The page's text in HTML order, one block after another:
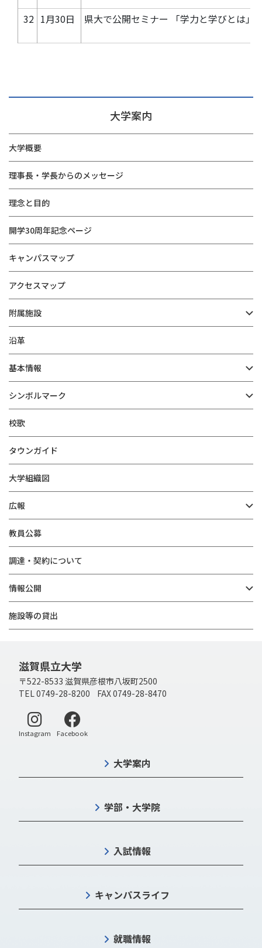
大学案内
大学概要
理事長・学長からのメッセージ
理念と目的
開学30周年記念ページ
キャンパスマップ
アクセスマップ
附属施設
沿革
基本情報
シンボルマーク
校歌
タウンガイド
大学組織図
広報
教員公募
調達・契約について
情報公開
施設等の貸出
32 1月30日 県大で公開セミナー 「学力と学びとは」
滋賀県立大学
〒522-8533 滋賀県彦根市八坂町2500
TEL 0749-28-8200 FAX 0749-28-8470
Instagram 別ウィンドウで開く
Facebook別ウィンドウで開く
大学案内
学部・大学院
入試情報
キャンパスライフ
就職情報